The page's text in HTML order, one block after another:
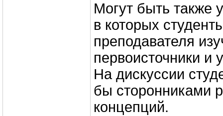
Могут быть также
в которых
преподавателя
первоисточники и
На дискуссии
бы сторонниками
концепций.